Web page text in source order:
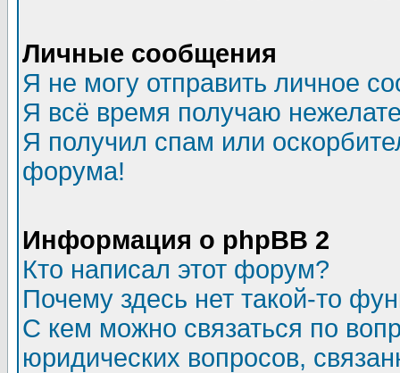
Личные сообщения
Я не могу отправить личное
Я всё время получаю
Я получил спам или
форума!
Информация о phpBB 2
Кто написал этот форум?
Почему здесь нет такой-то
С кем можно связаться по
юридических вопросов,